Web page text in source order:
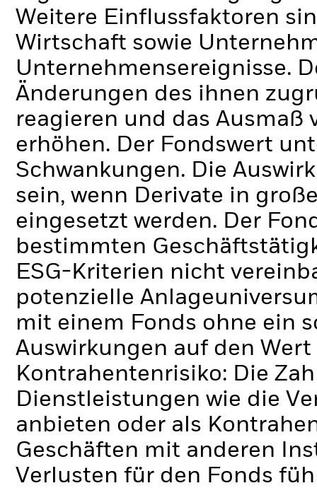
Weitere Einflussfaktoren
Wirtschaft sowie
Unternehmensereignisse.
Änderungen des ihnen
reagieren und das Ausmaß
erhöhen. Der Fondswert
Schwankungen. Die
sein, wenn Derivate in
eingesetzt werden. Der
bestimmten
ESG-Kriterien nicht
potenzielle
mit einem Fonds ohne ein
Auswirkungen auf den
Kontrahentenrisiko: Die
Dienstleistungen wie die
anbieten oder als
Geschäften mit anderen
Verlusten für den Fonds